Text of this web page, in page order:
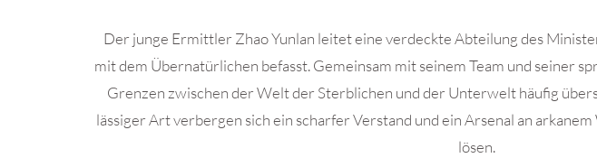
Der junge Ermittler Zhao Yunlan leitet eine verdeckte Abteilung des
mit dem Übernatürlichen befasst. Gemeinsam mit seinem Team und seiner
Grenzen zwischen der Welt der Sterblichen und der Unterwelt häufig
lässiger Art verbergen sich ein scharfer Verstand und ein Arsenal an
lösen.